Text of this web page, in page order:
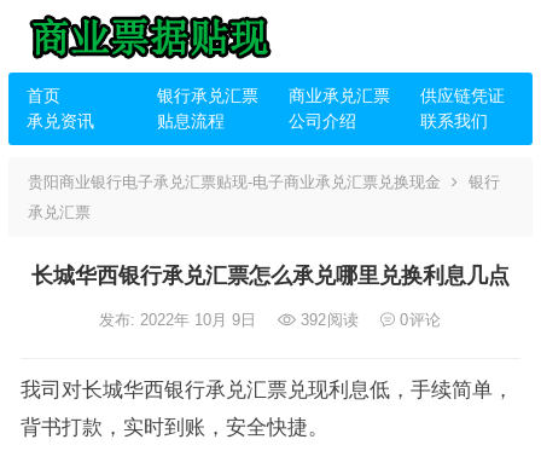
首页 银行承兑汇票 商业承兑汇票
供应链凭证
承兑资讯
贴息流程 公司介绍 联系我们
贵阳商业银行电子承兑汇票贴现-电子商业承兑汇票兑换现金
银行
承兑汇票
长城华西银行承兑汇票怎么承兑哪里兑换利息几点
发布: 2022年 10月 9日 392阅读 0评论
我司对长城华西银行承兑汇票兑现利息低，手续简单，
背书打款，实时到账，安全快捷。